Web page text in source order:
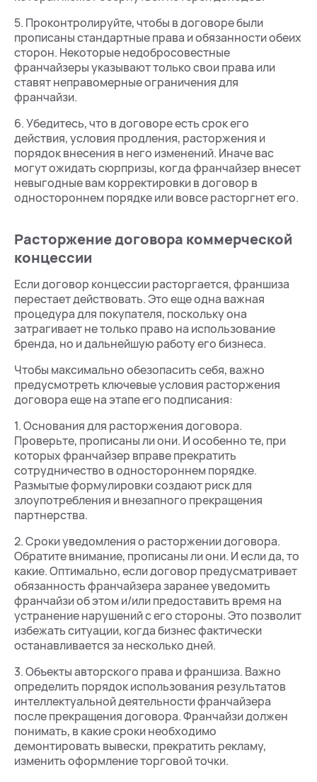
5. Проконтролируйте, чтобы в договоре были
прописаны стандартные права и обязанности обеих
сторон. Некоторые недобросовестные
франчайзеры указывают только свои права или
ставят неправомерные ограничения для
франчайзи.
6. Убедитесь, что в договоре есть срок его
действия, условия продления, расторжения и
порядок внесения в него изменений. Иначе вас
могут ожидать сюрпризы, когда франчайзер внесет
невыгодные вам корректировки в договор в
одностороннем порядке или вовсе расторгнет его.
Расторжение договора коммерческой
концессии
Если договор концессии расторгается, франшиза
перестает действовать. Это еще одна важная
процедура для покупателя, поскольку она
затрагивает не только право на использование
бренда, но и дальнейшую работу его бизнеса.
Чтобы максимально обезопасить себя, важно
предусмотреть ключевые условия расторжения
договора еще на этапе его подписания:
1. Основания для расторжения договора.
Проверьте, прописаны ли они. И особенно те, при
которых франчайзер вправе прекратить
сотрудничество в одностороннем порядке.
Размытые формулировки создают риск для
злоупотребления и внезапного прекращения
партнерства.
2. Сроки уведомления о расторжении договора.
Обратите внимание, прописаны ли они. И если да, то
какие. Оптимально, если договор предусматривает
обязанность франчайзера заранее уведомить
франчайзи об этом и/или предоставить время на
устранение нарушений с его стороны. Это позволит
избежать ситуации, когда бизнес фактически
останавливается за несколько дней.
3. Объекты авторского права и франшиза. Важно
определить порядок использования результатов
интеллектуальной деятельности франчайзера
после прекращения договора. Франчайзи должен
понимать, в какие сроки необходимо
демонтировать вывески, прекратить рекламу,
изменить оформление торговой точки.